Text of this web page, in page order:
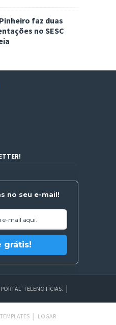
faz duas
no SESC
no seu e-mail!
grátis!
TELENOTÍCIAS.
LOGAR